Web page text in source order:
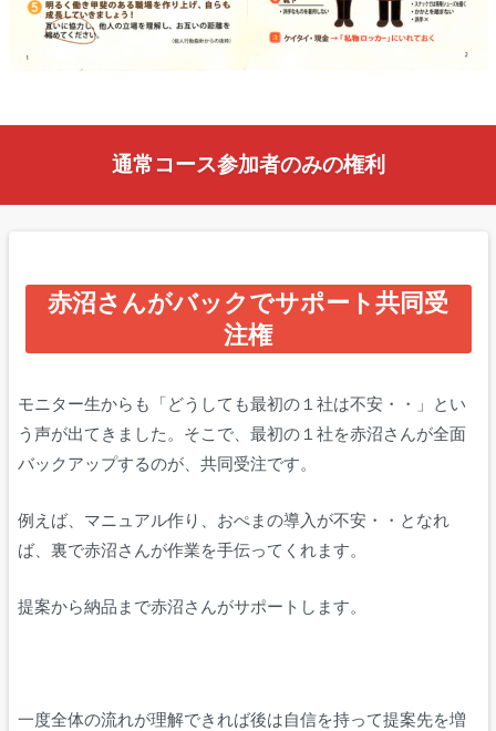
通常コース参加者のみの権利
赤沼さんがバックでサポート共同受
注権
モニター生からも「どうしても最初の１社は不安・・」とい
う声が出てきました。そこで、最初の１社を赤沼さんが全面
バックアップするのが、共同受注です。
例えば、マニュアル作り、おぺまの導入が不安・・となれ
ば、裏で赤沼さんが作業を手伝ってくれます。
提案から納品まで赤沼さんがサポートします。
一度全体の流れが理解できれば後は自信を持って提案先を増